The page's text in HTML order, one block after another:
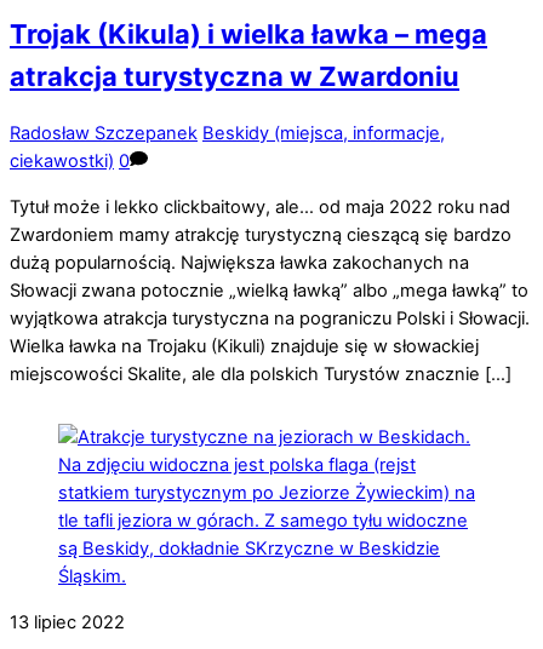
Trojak (Kikula) i wielka ławka – mega
atrakcja turystyczna w Zwardoniu
Radosław Szczepanek Beskidy (miejsca, informacje,
ciekawostki) 0
Tytuł może i lekko clickbaitowy, ale… od maja 2022 roku nad
Zwardoniem mamy atrakcję turystyczną cieszącą się bardzo
dużą popularnością. Największa ławka zakochanych na
Słowacji zwana potocznie „wielką ławką” albo „mega ławką” to
wyjątkowa atrakcja turystyczna na pograniczu Polski i Słowacji.
Wielka ławka na Trojaku (Kikuli) znajduje się w słowackiej
miejscowości Skalite, ale dla polskich Turystów znacznie […]
13 lipiec 2022